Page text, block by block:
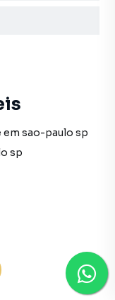
em sao-paulo sp
sp